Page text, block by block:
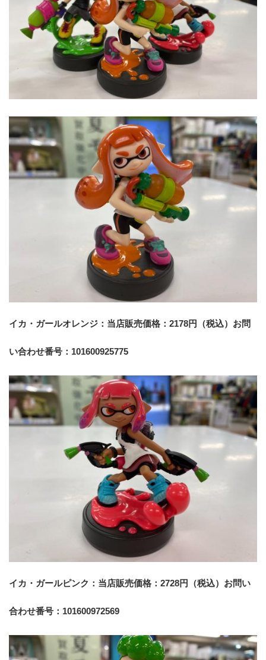
イカ・ガールオレンジ：当店販売価格：2178円（税込）お問
い合わせ番号：101600925775
イカ・ガールピンク：当店販売価格：2728円（税込）お問い
合わせ番号：101600972569